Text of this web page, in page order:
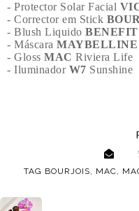
- Protector Solar Facial
- Corrector em Stick
- Blush Liquido BENEFIT
- Máscara MAYBELLINE
- Gloss MAC Riviera Life
- Iluminador W7 Sunshine
TAG BOURJOIS, MAC,